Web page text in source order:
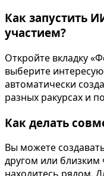
Как запустить
участием?
Откройте вкладку
выберите
автоматически
разных ракурсах и
Как делать
Вы можете
другом или